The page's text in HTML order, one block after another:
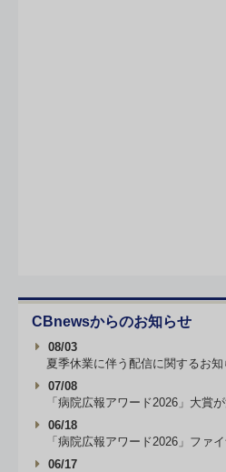
CBnewsからのお知らせ
08/03
夏季休業に伴う配信に関するお知
07/08
「病院広報アワード2026」大賞
06/18
「病院広報アワード2026」ファ
06/17